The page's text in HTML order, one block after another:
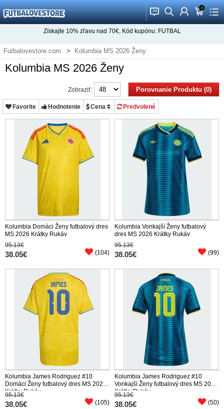
󰂱 󰂨 󰃳 0
󰃦 󰃖
Získajte 10%zľavu nad 70€, Kód kupónu: FUTBAL
Futbalovestore.com Kolumbia MS 2026 Ženy
Kolumbia MS 2026 Ženy
Porovnanie Produktu (0)
Zobraziť:
Favorite Hodnotenie Cena Predvolené
Kolumbia Domáci Ženy futbalový dres
MS 2026 Krátky Rukáv
95.13€
38.05€ (104)
Kolumbia Vonkajší Ženy futbalový
dres MS 2026 Krátky Rukáv
95.13€
38.05€ (99)
Kolumbia James Rodriguez #10
Domáci Ženy futbalový dres MS 2026
Krátky Rukáv
95.13€
38.05€ (105)
Kolumbia James Rodriguez #10
Vonkajší Ženy futbalový dres MS 2026
Krátky Rukáv
95.13€
38.05€ (50)